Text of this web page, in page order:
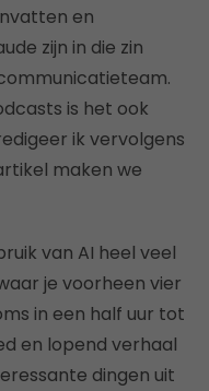
en
zijn in die zin
is het ook
ik vervolgens
maken we
van AI heel veel
je voorheen vier
in een half uur tot
en lopend verhaal
dingen uit